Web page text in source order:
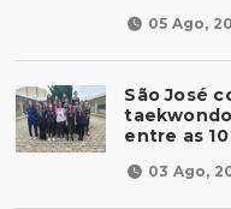
05 Ago,
São José
entre as
03 Ago,